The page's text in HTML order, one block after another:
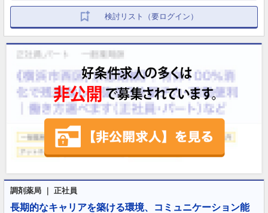
検討リスト（要ログイン）
調剤薬局 ｜ 正社員
長期的なキャリアを築ける環境、コミュニケーション能